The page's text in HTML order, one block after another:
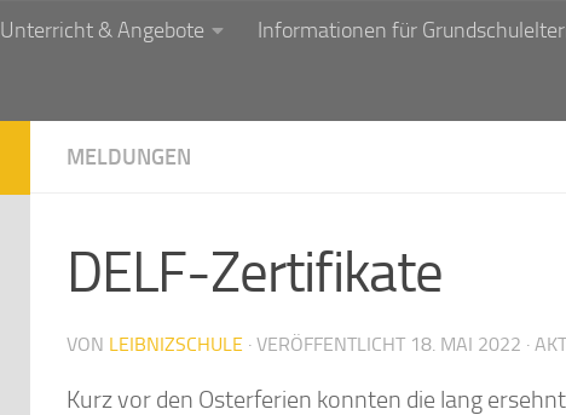
Unterricht & Angebote Informationen für
MELDUNGEN
DELF-Zertifikate
VON LEIBNIZSCHULE · VERÖFFENTLICHT 18. MAI 2022 ·
Kurz vor den Osterferien konnten die lang